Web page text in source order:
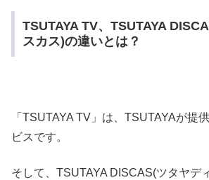
TSUTAYA TV、TSUTAYA
スカス)の違いとは？
「TSUTAYA TV」は、TSUTAYAが提
ビスです。
そして、TSUTAYA DISCAS(ツタヤデ